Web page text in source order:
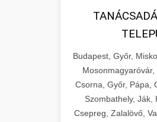
átalakulási
küzdő praxistól
150%-
klinika
🎪 18.
Iránti
Technikák és
érdeklődésének
drámai
fellendülési
🎮 19. AI
Meta
Budapest, Győr,
Csorna, Győr, Pápa,
Szombathely, Ják,
Csepreg, Zalalövő,